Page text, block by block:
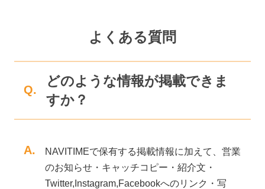
よくある質問
Q.
どのような情報が掲載できま
すか？
A.
NAVITIMEで保有する掲載情報に加えて、営業
のお知らせ・キャッチコピー・紹介文・
Twitter,Instagram,Facebookへのリンク・写